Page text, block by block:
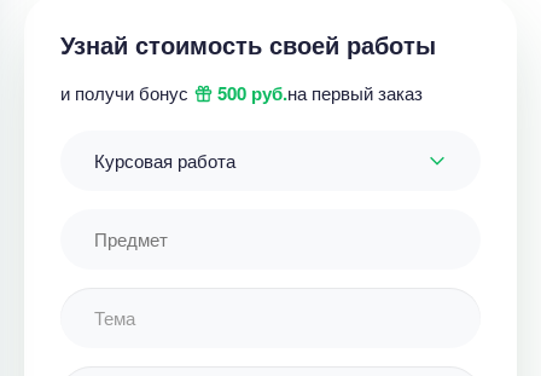
Узнай стоимость своей работы
и получи бонус 500 руб.на первый заказ
Курсовая работа